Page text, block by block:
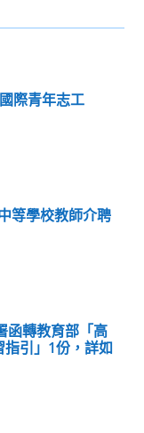
際青年志工
等學校教師介聘
函轉教育部「高
引」1份，詳如